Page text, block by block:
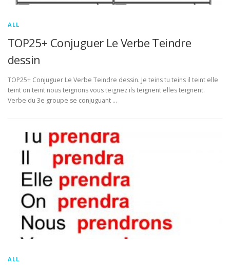
ALL
TOP25+ Conjuguer Le Verbe Teindre
dessin
TOP25+ Conjuguer Le Verbe Teindre dessin. Je teins tu teins il teint elle
teint on teint nous teignons vous teignez ils teignent elles teignent.
Verbe du 3e groupe se conjuguant …
ALL